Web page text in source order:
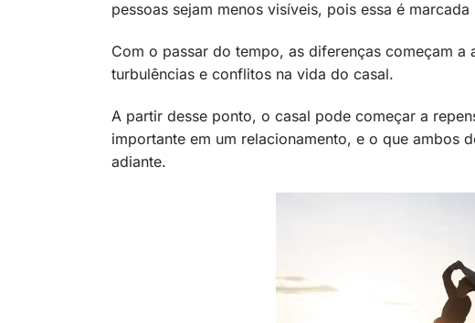
pessoas sejam menos visíveis, pois essa é
Com o passar do tempo, as diferenças começam
turbulências e conflitos na vida do casal.
A partir desse ponto, o casal pode começar a
importante em um relacionamento, e o que ambos
adiante.